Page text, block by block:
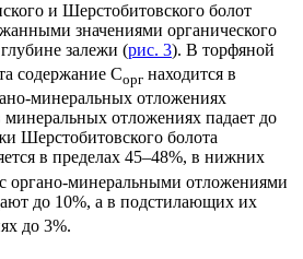
и Шерстобитовского болот
значениями органического
залежи (рис. 3). В торфяной
содержание Сорг находится в
минеральных отложениях
минеральных отложениях падает до
Шерстобитовского болота
в пределах 45–48%, в нижних
органо-минеральными отложениями
до 10%, а в подстилающих их
до 3%.